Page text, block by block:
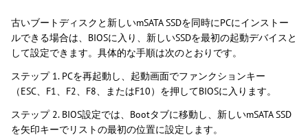
古いブートディスクと新しいmSATA SSDを同時にPCにインストー
ルできる場合は、BIOSに入り、新しいSSDを最初の起動デバイスと
して設定できます。具体的な手順は次のとおりです。
ステップ 1. PCを再起動し、起動画面でファンクションキー
（ESC、F1、F2、F8、またはF10）を押してBIOSに入ります。
ステップ 2. BIOS設定では、Bootタブに移動し、新しいmSATA SSD
を矢印キーでリストの最初の位置に設定します。